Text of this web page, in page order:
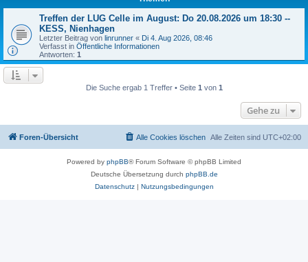
Treffen der LUG Celle im August: Do 20.08.2026 um 18:30 --
KESS, Nienhagen
Letzter Beitrag von linrunner « Di 4. Aug 2026, 08:46
Verfasst in Öffentliche Informationen
Antworten: 1
Die Suche ergab 1 Treffer • Seite 1 von 1
Gehe zu
Foren-Übersicht Alle Zeiten sind UTC+02:00
Alle Cookies löschen
Powered by phpBB® Forum Software © phpBB Limited
Deutsche Übersetzung durch phpBB.de
Datenschutz| Nutzungsbedingungen